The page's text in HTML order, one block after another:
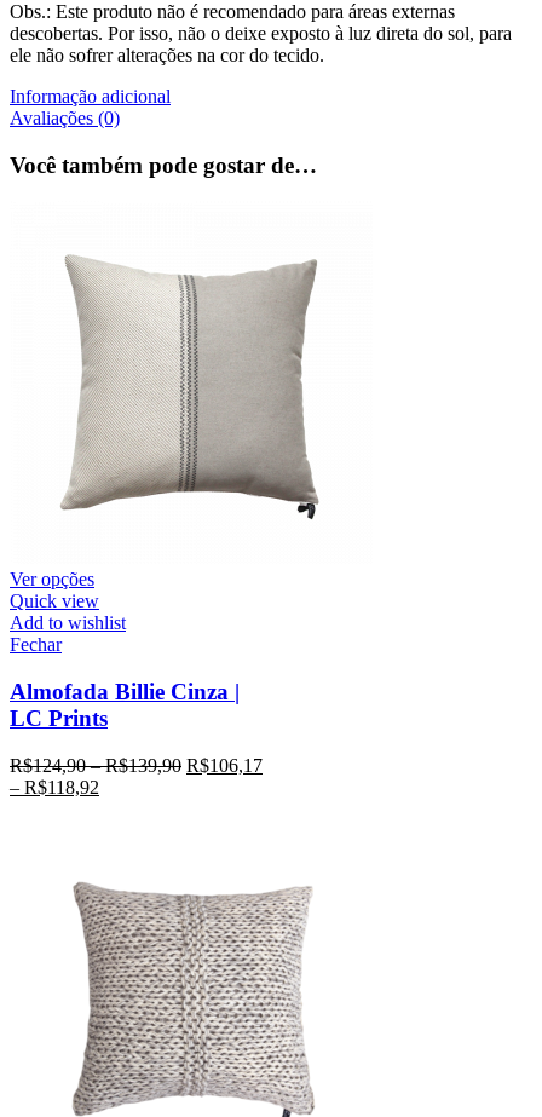
Obs.: Este produto não é recomendado para áreas externas
descobertas. Por isso, não o deixe exposto à luz direta do sol, para
ele não sofrer alterações na cor do tecido.
Informação adicional
Avaliações (0)
Você também pode gostar de…
Ver opções
Quick view
Add to wishlist
Fechar
Almofada Billie Cinza |
LC Prints
R$124,90–R$139,90 R$106,17
– R$118,92